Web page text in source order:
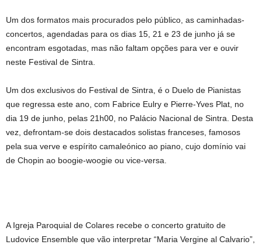
Um dos formatos mais procurados pelo público, as caminhadas-
concertos, agendadas para os dias 15, 21 e 23 de junho já se
encontram esgotadas, mas não faltam opções para ver e ouvir
neste Festival de Sintra.
Um dos exclusivos do Festival de Sintra, é o Duelo de Pianistas
que regressa este ano, com Fabrice Eulry e Pierre-Yves Plat, no
dia 19 de junho, pelas 21h00, no Palácio Nacional de Sintra. Desta
vez, defrontam-se dois destacados solistas franceses, famosos
pela sua verve e espírito camaleónico ao piano, cujo domínio vai
de Chopin ao boogie-woogie ou vice-versa.
A Igreja Paroquial de Colares recebe o concerto gratuito de
Ludovice Ensemble que vão interpretar “Maria Vergine al Calvario”,